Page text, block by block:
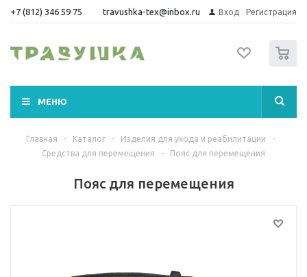
+7 (812) 346 59 75 travushka-tex@inbox.ru Вход Регистрация
МЕНЮ
Главная - Каталог - Изделия для ухода и реабилитации
-
Средства для перемещения
- Пояс для перемещения
Пояс для перемещения